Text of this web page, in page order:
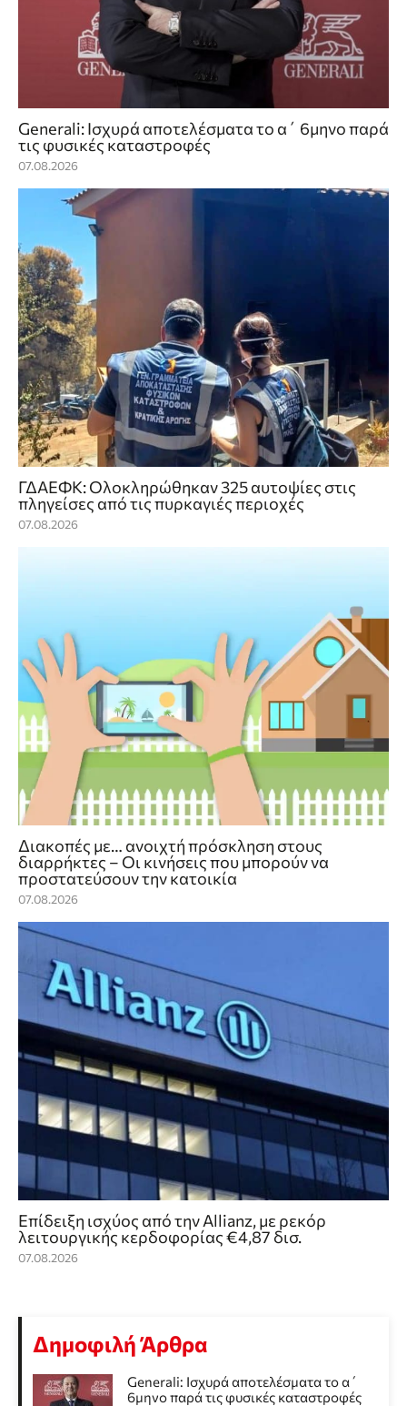
Generali: Ισχυρά αποτελέσματα το α΄ 6μηνο παρά
τις φυσικές καταστροφές
07.08.2026
ΓΔΑΕΦΚ: Ολοκληρώθηκαν 325 αυτοψίες στις
πληγείσες από τις πυρκαγιές περιοχές
07.08.2026
Διακοπές με… ανοιχτή πρόσκληση στους
διαρρήκτες – Οι κινήσεις που μπορούν να
προστατεύσουν την κατοικία
07.08.2026
Επίδειξη ισχύος από την Allianz, με ρεκόρ
λειτουργικής κερδοφορίας €4,87 δισ.
07.08.2026
Δημοφιλή Άρθρα
Generali: Ισχυρά αποτελέσματα το α΄
6μηνο παρά τις φυσικές καταστροφές